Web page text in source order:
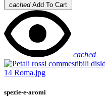
cached Add To Cart
cached
spezie-e-aromi